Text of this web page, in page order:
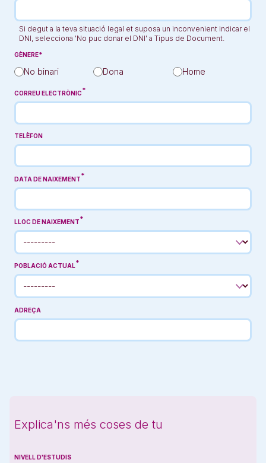
Si degut a la teva situació legal et suposa un inconvenient indicar el
DNI, selecciona 'No puc donar el DNI' a Tipus de Document.
GÈNERE
No binari Dona Home
CORREU ELECTRÒNIC
TELÈFON
DATA DE NAIXEMENT
LLOC DE NAIXEMENT
POBLACIÓ ACTUAL
ADREÇA
Explica'ns més coses de tu
NIVELL D'ESTUDIS